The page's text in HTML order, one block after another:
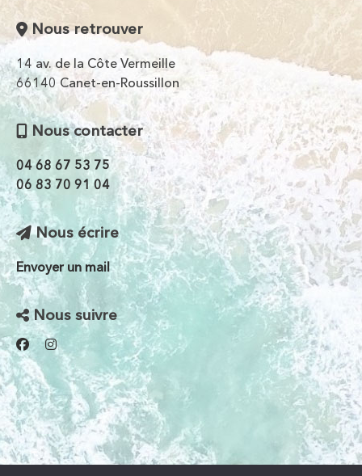
Nous retrouver
14 av. de la Côte Vermeille
66140 Canet-en-Roussillon
Nous contacter
04 68 67 53 75
06 83 70 91 04
Nous écrire
Envoyer un mail
Nous suivre